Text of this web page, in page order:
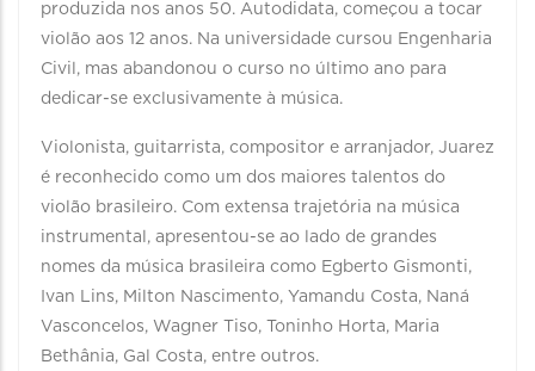
produzida nos anos 50. Autodidata, começou a tocar
violão aos 12 anos. Na universidade cursou Engenharia
Civil, mas abandonou o curso no último ano para
dedicar-se exclusivamente à música.
Violonista, guitarrista, compositor e arranjador, Juarez
é reconhecido como um dos maiores talentos do
violão brasileiro. Com extensa trajetória na música
instrumental, apresentou-se ao lado de grandes
nomes da música brasileira como Egberto Gismonti,
Ivan Lins, Milton Nascimento, Yamandu Costa, Naná
Vasconcelos, Wagner Tiso, Toninho Horta, Maria
Bethânia, Gal Costa, entre outros.